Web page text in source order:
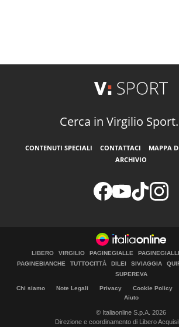
Cerca in Virgilio
CONTENUTI SPECIALI CONTATTACI MAPPA
ARCHIVIO
LIBERO VIRGILIO PAGINEGIALLE
PAGINEBIANCHE
TUTTOCITTÀ DILEI SIVIAGGIA
SUPEREVA
Chi siamo Note Legali Privacy Cookie Policy
Aiuto
© Italiaonline S.p.A. 2026
Direzione e coordinamento di Libero